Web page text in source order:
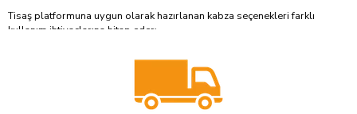
Tisaş platformuna uygun olarak hazırlanan kabza seçenekleri farklı
kullanım ihtiyaçlarına hitap eder:
CNC işlenmiş modern desenli modeller
Klasik dokulu ve diamond desenli tasarımlar